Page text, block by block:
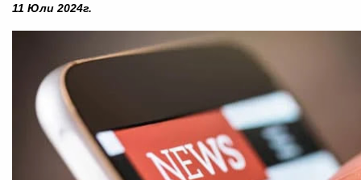
11 Юли 2024г.